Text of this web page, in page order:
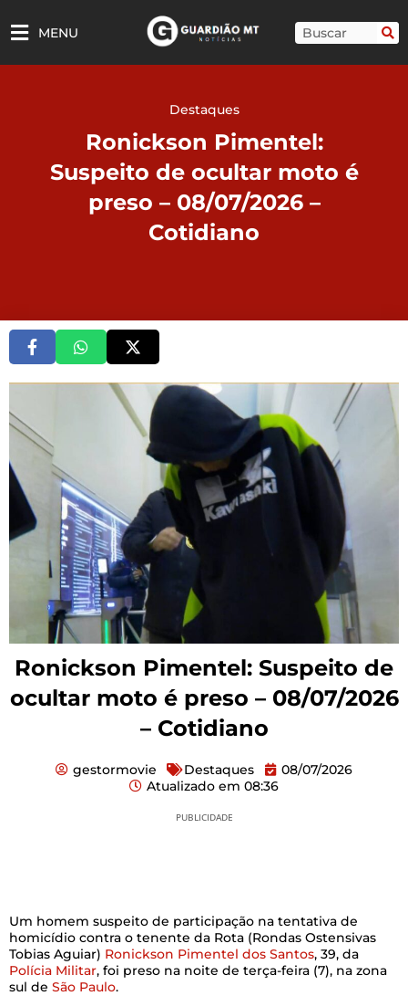
para
MENU Pesquisar
Destaques
Ronickson Pimentel:
Suspeito de ocultar moto é
preso – 08/07/2026 –
Cotidiano
Ronickson Pimentel: Suspeito de
ocultar moto é preso – 08/07/2026
– Cotidiano
gestormovie Destaques
08/07/2026
Atualizado em 08:36
PUBLICIDADE
Um homem suspeito de participação na tentativa de
homicídio contra o tenente da Rota (Rondas Ostensivas
Tobias Aguiar) Ronickson Pimentel dos Santos, 39, da
Polícia Militar, foi preso na noite de terça-feira (7), na zona
sul de São Paulo.